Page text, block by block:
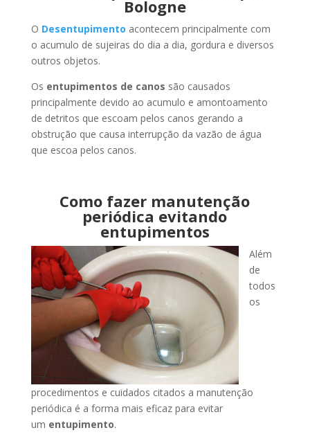
Bologne
O Desentupimento acontecem principalmente com
o acumulo de sujeiras do dia a dia, gordura e diversos
outros objetos.
Os entupimentos de canos são causados
principalmente devido ao acumulo e amontoamento
de detritos que escoam pelos canos gerando a
obstrução que causa interrupção da vazão de água
que escoa pelos canos.
Como fazer manutenção
periódica evitando
entupimentos
Além
de
todos
os
procedimentos e cuidados citados a manutenção
periódica é a forma mais eficaz para evitar
um entupimento.